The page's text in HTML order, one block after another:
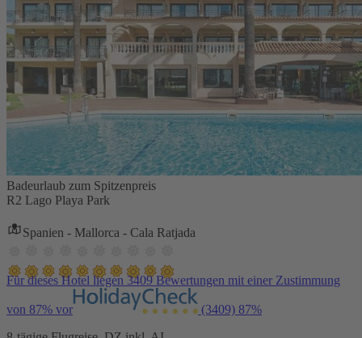
Badeurlaub zum Spitzenpreis
R2 Lago Playa Park
Spanien - Mallorca - Cala Ratjada
Für dieses Hotel liegen 3409 Bewertungen mit einer Zustimmung
von 87% vor (3409) 87%